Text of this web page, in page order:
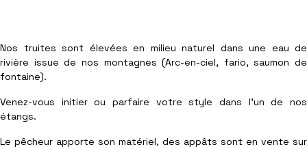
Nos truites sont élevées en milieu naturel dans une eau de
rivière issue de nos montagnes (Arc-en-ciel, fario, saumon de
fontaine).
Venez-vous initier ou parfaire votre style dans l'un de nos
étangs.
Le pêcheur apporte son matériel, des appâts sont en vente sur